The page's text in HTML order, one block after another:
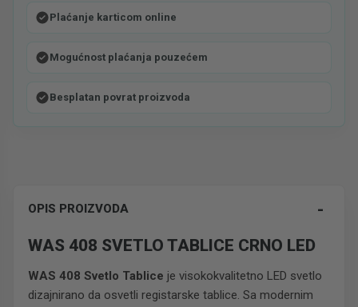
Plaćanje karticom online
Mogućnost plaćanja pouzećem
Besplatan povrat proizvoda
OPIS PROIZVODA
WAS 408 SVETLO TABLICE CRNO LED
WAS 408 Svetlo Tablice je visokokvalitetno LED svetlo
dizajnirano da osvetli registarske tablice. Sa modernim
-